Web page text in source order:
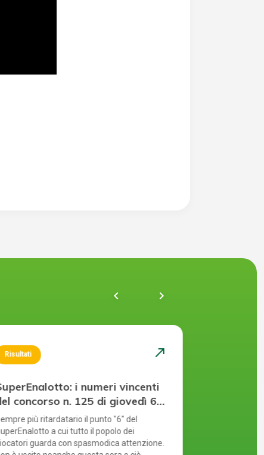
Risultati north_east
i numeri vincenti
concorso n. 125 di giovedì 6
2026
più ritardatario il punto "6" del
a cui tutto il popolo dei
guarda con spasmodica attenzione.
chevron_left navigate_next